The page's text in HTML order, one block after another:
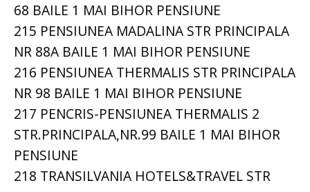
68 BAILE 1 MAI BIHOR PENSIUNE
215 PENSIUNEA MADALINA STR PRINCIPALA
NR 88A BAILE 1 MAI BIHOR PENSIUNE
216 PENSIUNEA THERMALIS STR PRINCIPALA
NR 98 BAILE 1 MAI BIHOR PENSIUNE
217 PENCRIS-PENSIUNEA THERMALIS 2
STR.PRINCIPALA,NR.99 BAILE 1 MAI BIHOR
PENSIUNE
218 TRANSILVANIA HOTELS&TRAVEL STR